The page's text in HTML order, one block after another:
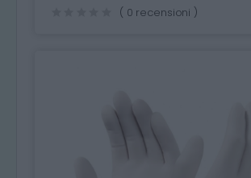
( 0 recensioni )